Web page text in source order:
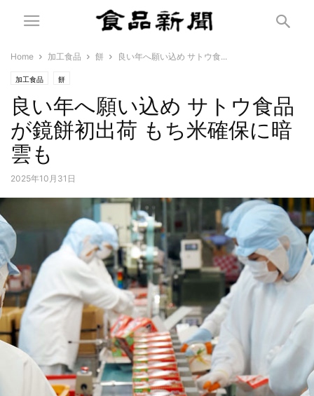
Home 加工食品 餅 良い年へ願い込め サトウ食...
加工食品 餅
良い年へ願い込め サトウ食品
が鏡餅初出荷 もち米確保に暗
雲も
2025年10月31日